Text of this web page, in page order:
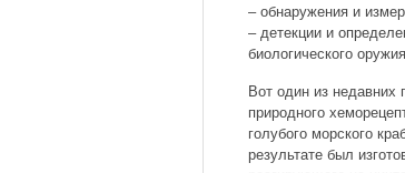
– обнаружения и
– детекции и
биологического оружия.
Вот один из недавних
природного
голубого морского
результате был